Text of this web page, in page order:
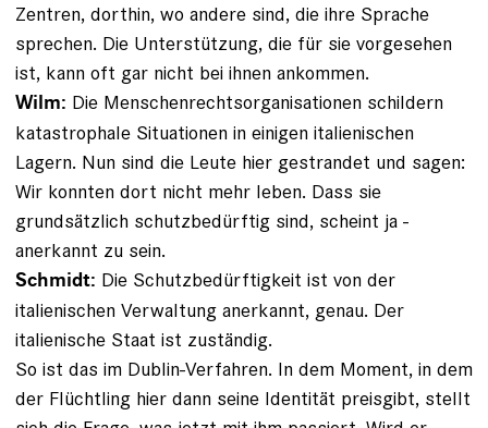
Zentren, dorthin, wo andere sind, die ihre Sprache
sprechen. Die Unterstützung, die für sie vorgesehen
ist, kann oft gar nicht bei ihnen ankommen.
Wilm: Die Menschenrechtsorganisationen schildern
katastrophale Situationen in einigen italienischen
Lagern. Nun sind die Leute hier gestrandet und sagen:
Wir konnten dort nicht mehr leben. Dass sie
grundsätzlich schutzbedürftig sind, scheint ja ­
anerkannt zu sein.
Schmidt: Die Schutzbedürftigkeit ist von der
italienischen Verwaltung anerkannt, genau. Der
italienische Staat ist zuständig. ­
So ist das im Dublin-Verfahren. In dem Moment, in dem
der Flüchtling hier dann seine Identität preisgibt, stellt